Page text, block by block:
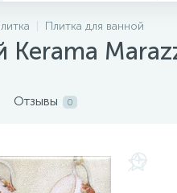
Плитка для ванной
Kerama
Отзывы 0